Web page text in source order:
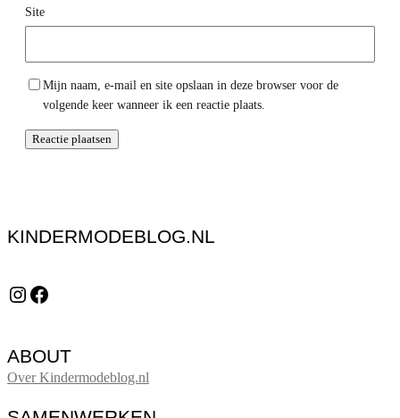
Site
Mijn naam, e-mail en site opslaan in deze browser voor de
volgende keer wanneer ik een reactie plaats.
KINDERMODEBLOG.NL
Instagram Facebook
ABOUT
Over Kindermodeblog.nl